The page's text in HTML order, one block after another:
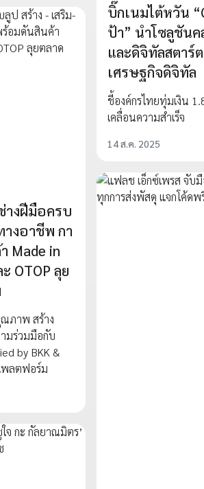
บิ๊กเนมไต้หวัน
ป้า” นำโซลูชันค
และดิจิทัลสตาร์
เศรษฐกิจดิจิทัล
ชี้องค์กรไทยทุ่มเงิน
เคลื่อนความสำเร็จ
14 ส.ค. 2025
างฝีมือครบ
างอาชีพ กา
Made in
OTOP ลุย
ภาพ สร้าง
มร่วมมือกับ
by BKK &
ลตฟอร์ม